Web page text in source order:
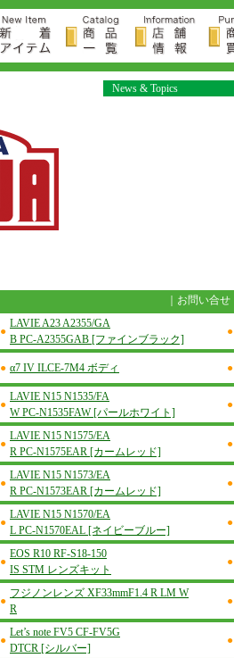
News & Topics
お問い合せ
●
LAVIE A23 A2355/GA
B PC-A2355GAB [ファインブラック]
●
● α7 IV ILCE-7M4 ボディ ●
●
LAVIE N15 N1535/FA
W PC-N1535FAW [パールホワイト]
●
●
LAVIE N15 N1575/EA
R PC-N1575EAR [カームレッド]
●
●
LAVIE N15 N1573/EA
R PC-N1573EAR [カームレッド]
●
●
LAVIE N15 N1570/EA
L PC-N1570EAL [ネイビーブルー]
●
●
EOS R10 RF-S18-150
IS STM レンズキット
●
●
フジノンレンズ XF33mmF1.4 R LM W
R
●
●
Let’s note FV5 CF-FV5G
DTCR [シルバー]
●